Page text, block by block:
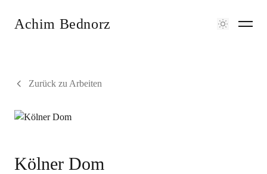
Achim Bednorz
Zurück zu Arbeiten
Kölner Dom